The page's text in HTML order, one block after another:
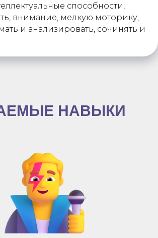
способности,
внимание, мелкую моторику,
и анализировать, сочинять и
НАВЫКИ